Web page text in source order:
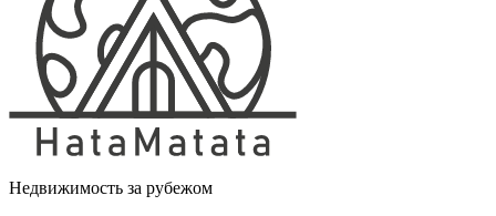
Недвижимость за рубежом